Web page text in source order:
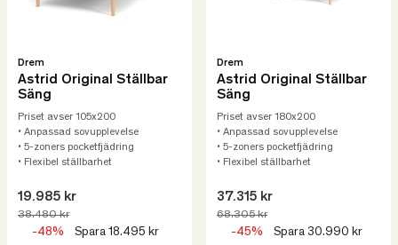
Drem
Astrid Original Ställbar
Säng
Priset avser 105x200
• Anpassad sovupplevelse
• 5-zoners pocketfjädring
• Flexibel ställbarhet
19.985 kr
38.480 kr
-48% Spara 18.495 kr
Drem
Astrid Original Ställbar
Säng
Priset avser 180x200
• Anpassad sovupplevelse
• 5-zoners pocketfjädring
• Flexibel ställbarhet
37.315 kr
68.305 kr
-45% Spara 30.990 kr